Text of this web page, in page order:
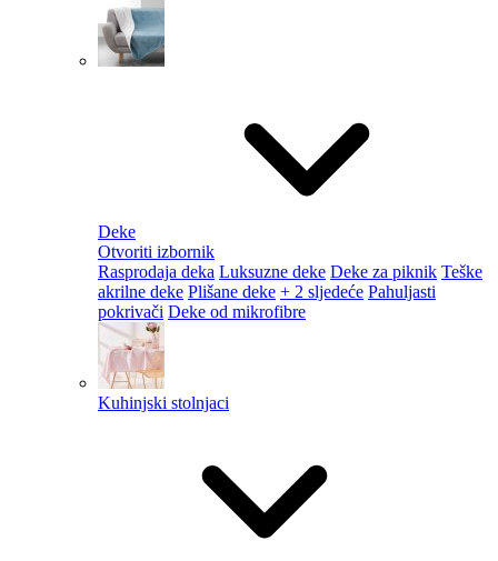
Deke
Otvoriti izbornik
Rasprodaja deka Luksuzne deke Deke za piknik Teške
akrilne deke Plišane deke + 2 sljedeće Pahuljasti
pokrivači Deke od mikrofibre
Kuhinjski stolnjaci